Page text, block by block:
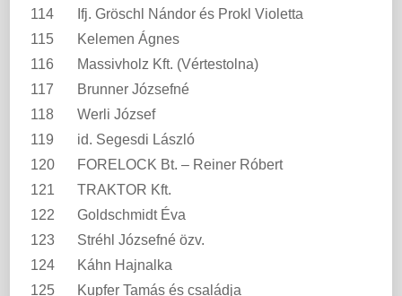
114
Ifj. Gröschl Nándor és Prokl Violetta
115
Kelemen Ágnes
116
Massivholz Kft. (Vértestolna)
117
Brunner Józsefné
118
Werli József
119
id. Segesdi László
120
FORELOCK Bt. – Reiner Róbert
121
TRAKTOR Kft.
122
Goldschmidt Éva
123
Stréhl Józsefné özv.
124
Káhn Hajnalka
125
Kupfer Tamás és családja